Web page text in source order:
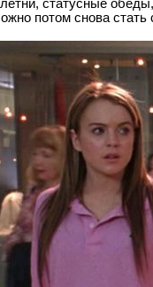
статусные
потом снова стать